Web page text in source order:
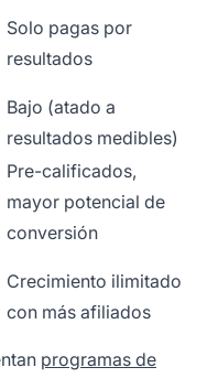
Solo pagas por
resultados
Bajo (atado a
resultados medibles)
Pre-calificados,
mayor potencial de
conversión
Crecimiento ilimitado
con más afiliados
programas de